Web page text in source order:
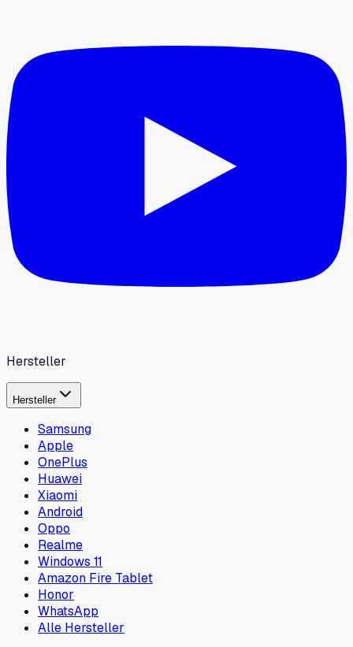
Hersteller
Hersteller
Samsung
Apple
OnePlus
Huawei
Xiaomi
Android
Oppo
Realme
Windows 11
Amazon Fire Tablet
Honor
WhatsApp
Alle Hersteller